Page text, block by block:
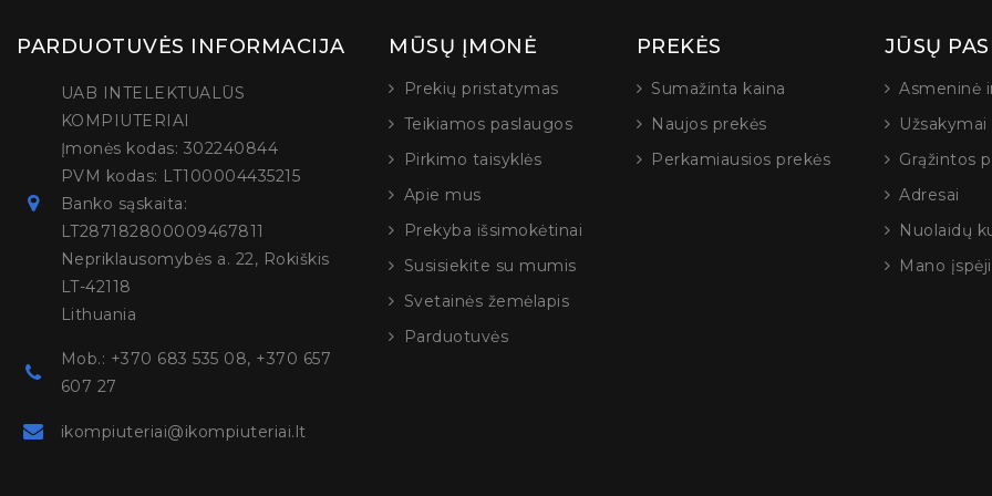
PARDUOTUVĖS INFORMACIJA
UAB INTELEKTUALŪS
KOMPIUTERIAI
Įmonės kodas: 302240844
PVM kodas: LT100004435215
Banko sąskaita:
LT287182800009467811
Nepriklausomybės a. 22, Rokiškis
LT-42118
Lithuania
Mob.: +370 683 535 08, +370 657
607 27
ikompiuteriai@ikompiuteriai.lt
MŪSŲ ĮMONĖ
Prekių pristatymas
Teikiamos paslaugos
Pirkimo taisyklės
Apie mus
Prekyba išsimokėtinai
Susisiekite su mumis
Svetainės žemėlapis
Parduotuvės
PREKĖS
Sumažinta kaina
Naujos prekės
Perkamiausios prekės
JŪSŲ
Asmeninė
Užsakymai
Grąžintos
Adresai
Nuolaidų
Mano
Nerijus